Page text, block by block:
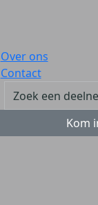
Over ons
Contact
Kom